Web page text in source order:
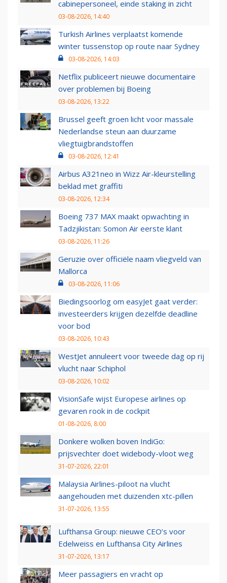
cabinepersoneel, einde staking in zicht
03-08-2026, 14:40
Turkish Airlines verplaatst komende
winter tussenstop op route naar Sydney
03-08-2026, 14:03
Netflix publiceert nieuwe documentaire
over problemen bij Boeing
03-08-2026, 13:22
Brussel geeft groen licht voor massale
Nederlandse steun aan duurzame
vliegtuigbrandstoffen
03-08-2026, 12:41
Airbus A321neo in Wizz Air-kleurstelling
beklad met graffiti
03-08-2026, 12:34
Boeing 737 MAX maakt opwachting in
Tadzjikistan: Somon Air eerste klant
03-08-2026, 11:26
Geruzie over officiële naam vliegveld van
Mallorca
03-08-2026, 11:06
Biedingsoorlog om easyJet gaat verder:
investeerders krijgen dezelfde deadline
voor bod
03-08-2026, 10:43
WestJet annuleert voor tweede dag op rij
vlucht naar Schiphol
03-08-2026, 10:02
VisionSafe wijst Europese airlines op
gevaren rook in de cockpit
01-08-2026, 8:00
Donkere wolken boven IndiGo:
prijsvechter doet widebody-vloot weg
31-07-2026, 22:01
Malaysia Airlines-piloot na vlucht
aangehouden met duizenden xtc-pillen
31-07-2026, 13:55
Lufthansa Group: nieuwe CEO’s voor
Edelweiss en Lufthansa City Airlines
31-07-2026, 13:17
Meer passagiers en vracht op